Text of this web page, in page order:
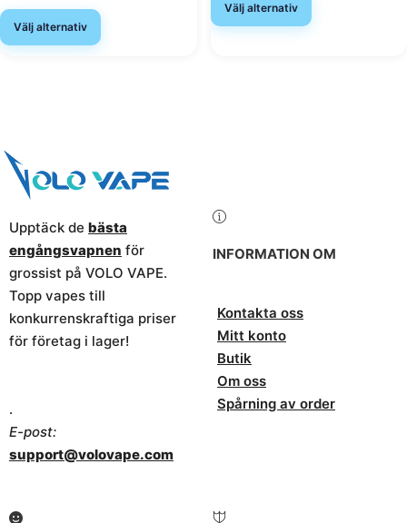
Välj alternativ
Välj alternativ
Upptäck de bästa
engångsvapnen för
grossist på VOLO VAPE.
Topp vapes till
konkurrenskraftiga priser
för företag i lager!
.
E-post:
support@volovape.com
INFORMATION OM
Kontakta oss
Mitt konto
Butik
Om oss
Spårning av order